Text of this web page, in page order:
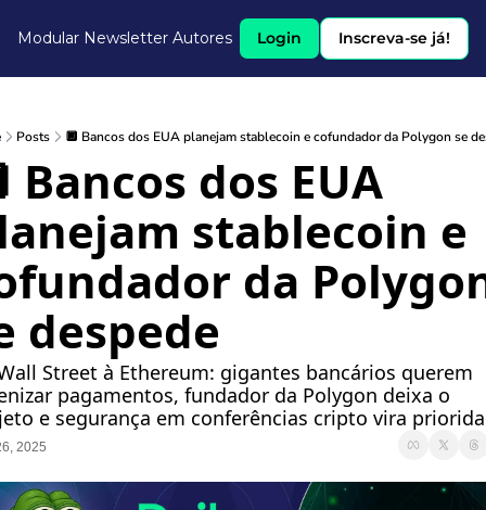
Modular Newsletter Autores Login Inscreva-se já!
Posts 🔲 Bancos dos EUA planejam stablecoin e cofundador da Polygon se
Bancos dos EUA
stablecoin e
da
despede
Street à Ethereum: gigantes bancários querem
pagamentos, fundador da Polygon deixa o
e segurança em conferências cripto vira
2025